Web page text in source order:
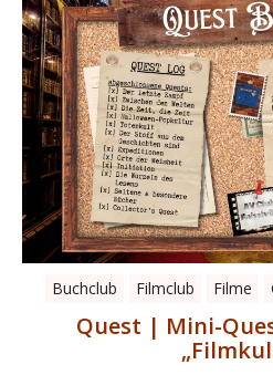
Buchclub Filmclub Filme
Quest | Mini-